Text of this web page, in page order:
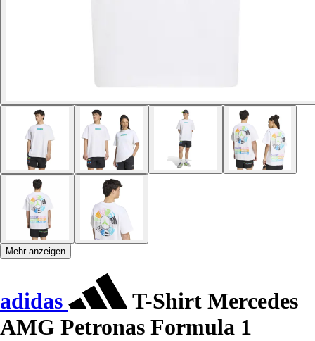
Mehr anzeigen
adidas
T-Shirt Mercedes
AMG Petronas Formula 1